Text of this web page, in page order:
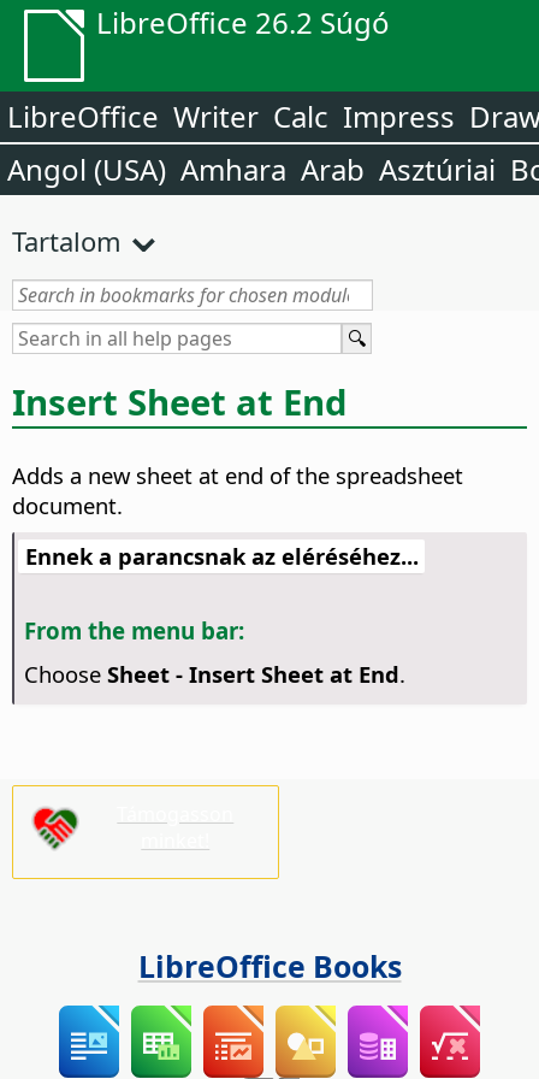
LibreOffice 26.2 Súgó
LibreOffice Writer Calc Impress
Angol (USA) Amhara Arab Asztúriai
Tartalom
Insert Sheet at End
Adds a new sheet at end of the spreadsheet
document.
Ennek a parancsnak az eléréséhez...
From the menu bar:
Choose Sheet - Insert Sheet at End.
LibreOffice Books